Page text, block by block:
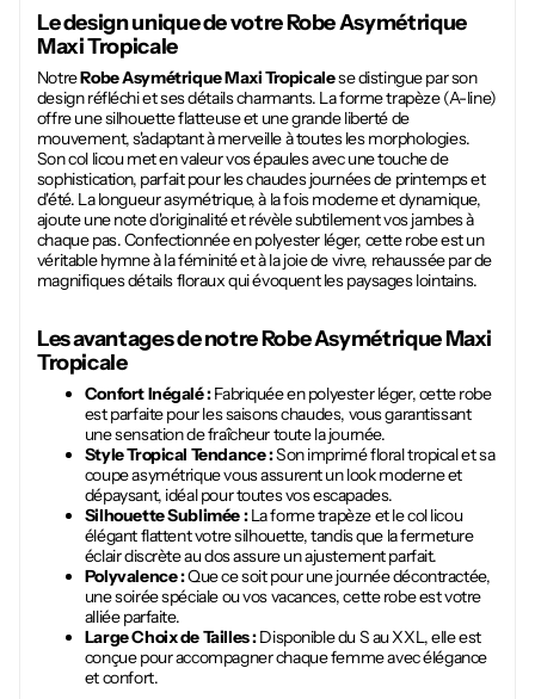
Le design unique de votreRobe Asymétrique
Maxi Tropicale
NotreRobe Asymétrique Maxi Tropicalese distingue par son
design réfléchi et ses détails charmants. La forme trapèze (A-line)
offre une silhouette flatteuse et une grande liberté de
mouvement, s'adaptant à merveille à toutes les morphologies.
Son col licou met en valeur vos épaules avec une touche de
sophistication, parfait pour les chaudes journées de printemps et
d'été. La longueur asymétrique, à la fois moderne et dynamique,
ajoute une note d'originalité et révèle subtilement vos jambes à
chaque pas. Confectionnée en polyester léger, cette robe est un
véritable hymne à la féminité et à la joie de vivre, rehaussée par de
magnifiques détails floraux qui évoquent les paysages lointains.
Les avantages de notreRobe Asymétrique Maxi
Tropicale
Confort Inégalé :Fabriquée en polyester léger, cette robe
est parfaite pour les saisons chaudes, vous garantissant
une sensation de fraîcheur toute la journée.
Style Tropical Tendance :Son imprimé floral tropical et sa
coupe asymétrique vous assurent un look moderne et
dépaysant, idéal pour toutes vos escapades.
Silhouette Sublimée :La forme trapèze et le col licou
élégant flattent votre silhouette, tandis que la fermeture
éclair discrète au dos assure un ajustement parfait.
Polyvalence :Que ce soit pour une journée décontractée,
une soirée spéciale ou vos vacances, cette robe est votre
alliée parfaite.
Large Choix de Tailles :Disponible du S au XXL, elle est
conçue pour accompagner chaque femme avec élégance
et confort.